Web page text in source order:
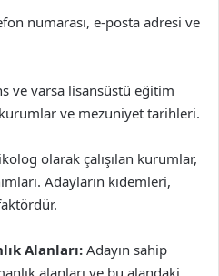
numarası, e-posta adresi ve
ve varsa lisansüstü eğitim
ve mezuniyet tarihleri.
olarak çalışılan kurumlar,
Adayların kıdemleri,
Alanları:Adayın sahip
alanları ve bu alandaki